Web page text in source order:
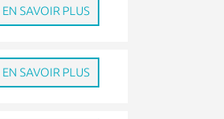
EN SAVOIR PLUS
EN SAVOIR PLUS